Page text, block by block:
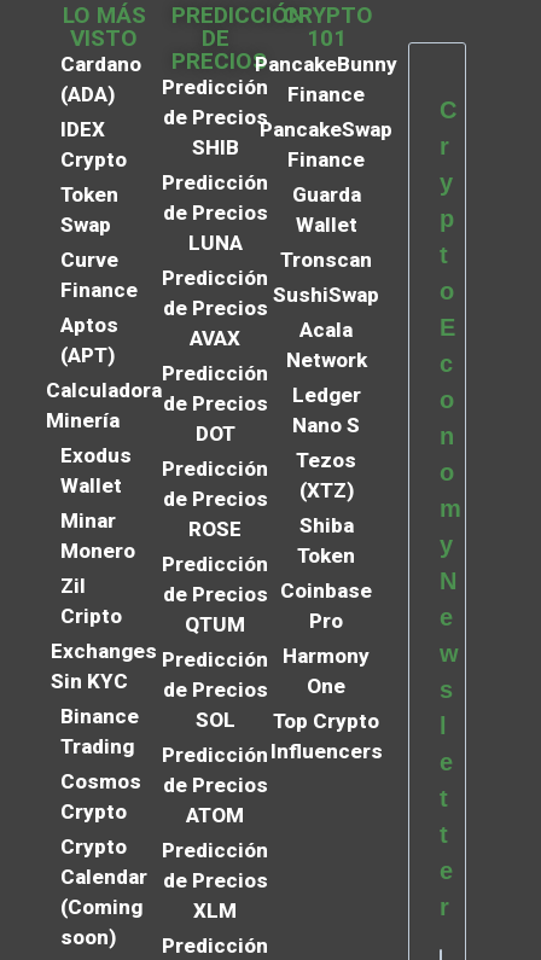
LO MÁS
VISTO
Cardano
(ADA)
IDEX
Crypto
Token
Swap
Curve
Finance
Aptos
(APT)
Calculadora
Minería
Exodus
Wallet
Minar
Monero
Zil
Cripto
Exchanges
Sin KYC
Binance
Trading
Cosmos
Crypto
Crypto
Calendar
(Coming
soon)
PREDICCIÓN
DE
PRECIOS
Predicción
de Precios
SHIB
Predicción
de Precios
LUNA
Predicción
de Precios
AVAX
Predicción
de Precios
DOT
Predicción
de Precios
ROSE
Predicción
de Precios
QTUM
Predicción
de Precios
SOL
Predicción
de Precios
ATOM
Predicción
de Precios
XLM
Predicción
CRYPTO
101
PancakeBunny
Finance
PancakeSwap
Finance
Guarda
Wallet
Tronscan
SushiSwap
Acala
Network
Ledger
Nano S
Tezos
(XTZ)
Shiba
Token
Coinbase
Pro
Harmony
One
Top Crypto
Influencers
C
r
y
p
t
o
E
c
o
n
o
m
y
N
e
w
s
e
t
t
e
r